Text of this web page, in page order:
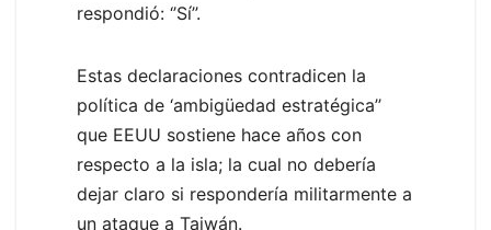
respondió: ‘’Sí’’.
Estas declaraciones contradicen la
política de ‘ambigüedad estratégica’’
que EEUU sostiene hace años con
respecto a la isla; la cual no debería
dejar claro si respondería militarmente a
un ataque a Taiwán.